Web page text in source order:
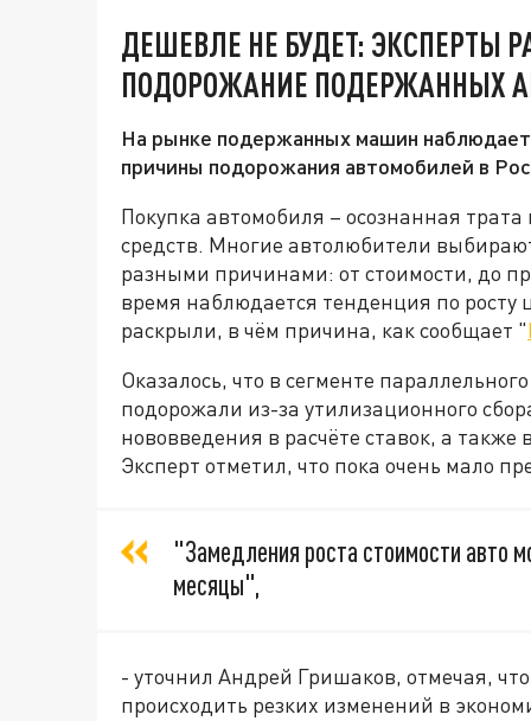
ДЕШЕВЛЕ НЕ БУДЕТ: ЭКСПЕРТЫ
ПОДОРОЖАНИЕ ПОДЕРЖАННЫХ
На рынке подержанных машин
причины подорожания автомобилей в
Покупка автомобиля – осознанная
средств. Многие автолюбители
разными причинами: от стоимости, до
время наблюдается тенденция по
раскрыли, в чём причина, как сообщает "
Оказалось, что в сегменте
подорожали из-за утилизационного
нововведения в расчёте ставок, а
Эксперт отметил, что пока очень мало
"Замедления роста стоимости авто
месяцы",
- уточнил Андрей Гришаков, отмечая,
происходить резких изменений в